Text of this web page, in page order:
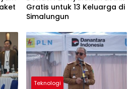
Gratis untuk 13 Keluarga di
Simalungun
Teknologi